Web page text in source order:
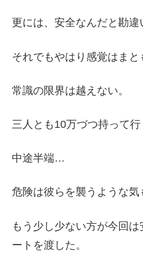
更には、安全なんだと勘違
それでもやはり感覚はまと
常識の限界は越えない。
三人とも10万づつ持って行
中途半端…
危険は彼らを襲うような
もう少し少ない方が今回
ートを渡した。